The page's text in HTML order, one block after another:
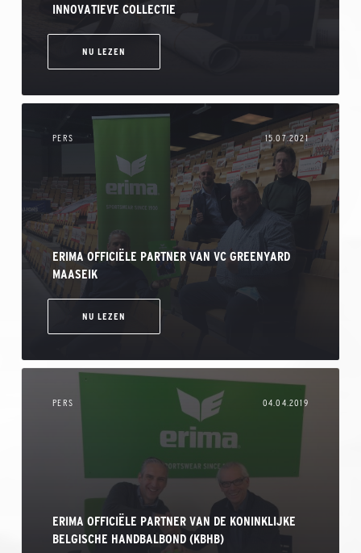
INNOVATIEVE COLLECTIE
NU LEZEN
PERS 15.07.2021
ERIMA OFFICIËLE PARTNER VAN VC GREENYARD
MAASEIK
NU LEZEN
PERS 04.04.2019
ERIMA OFFICIËLE PARTNER VAN DE KONINKLIJKE
BELGISCHE HANDBALBOND (KBHB)